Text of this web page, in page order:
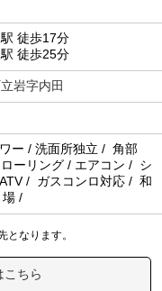
徒歩17分
徒歩25分
岩字内田
ー / 洗面所独立 / 角部
ーリング / エアコン / シ
/ ガスコンロ対応 / 和
/
なります。
こちら